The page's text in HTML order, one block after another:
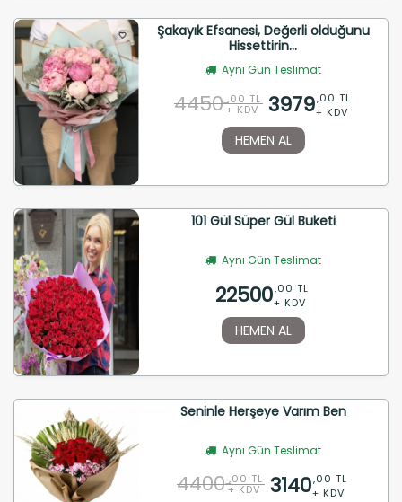
Şakayık Efsanesi, Değerli olduğunu
Hissettirin...
Aynı Gün Teslimat
4450 ,00 TL
+ KDV 3979,00 TL
+ KDV
HEMEN AL
101 Gül Süper Gül Buketi
Aynı Gün Teslimat
22500,00 TL
+ KDV
HEMEN AL
Seninle Herşeye Varım Ben
Aynı Gün Teslimat
4400 ,00 TL
+ KDV 3140,00 TL
+ KDV